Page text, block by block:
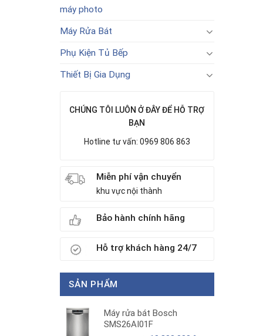
máy photo
Máy Rửa Bát
Phụ Kiện Tủ Bếp
Thiết Bị Gia Dụng
CHÚNG TÔI LUÔN Ở ĐÂY ĐỂ HỖ TRỢ
BẠN
Hotline tư vấn: 0969 806 863
Miễn phí vận chuyển
khu vực nội thành
Bảo hành chính hãng
Hỗ trợ khách hàng 24/7
SẢN PHẨM
Máy rửa bát Bosch
SMS26AI01F